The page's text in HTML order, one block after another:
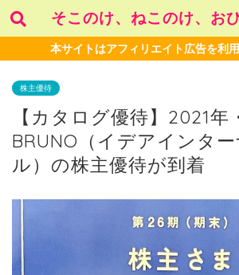
そこのけ、ねこのけ、お
本サイトはアフィリエイト広告を利用
株主優待
【カタログ優待】2021年
BRUNO（イデアインタ
ル）の株主優待が到着